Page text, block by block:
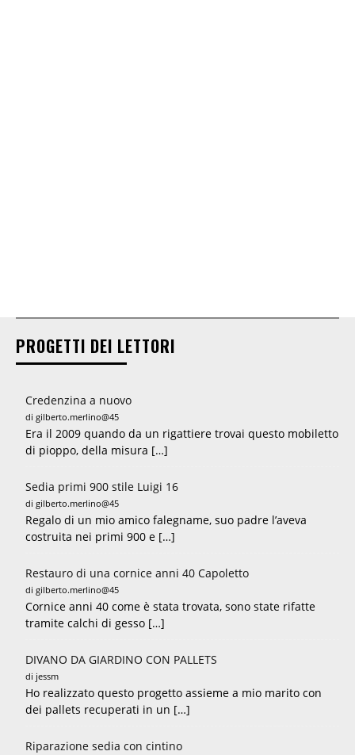
PROGETTI DEI LETTORI
Credenzina a nuovo
di gilberto.merlino@45
Era il 2009 quando da un rigattiere trovai questo mobiletto
di pioppo, della misura […]
Sedia primi 900 stile Luigi 16
di gilberto.merlino@45
Regalo di un mio amico falegname, suo padre l’aveva
costruita nei primi 900 e […]
Restauro di una cornice anni 40 Capoletto
di gilberto.merlino@45
Cornice anni 40 come è stata trovata, sono state rifatte
tramite calchi di gesso […]
DIVANO DA GIARDINO CON PALLETS
di jessm
Ho realizzato questo progetto assieme a mio marito con
dei pallets recuperati in un […]
Riparazione sedia con cintino